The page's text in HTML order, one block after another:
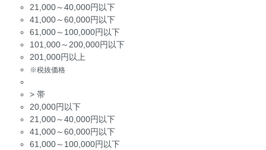
21,000～40,000円以下
41,000～60,000円以下
61,000～100,000円以下
101,000～200,000円以下
201,000円以上
※税抜価格
> 帯
20,000円以下
21,000～40,000円以下
41,000～60,000円以下
61,000～100,000円以下